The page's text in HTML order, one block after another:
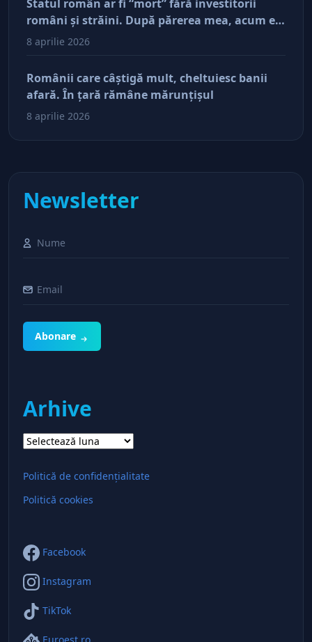
Statul român ar fi “mort” fără investitorii
români şi străini. După părerea mea, acum e
doar pe perfuzii şi încă nu face diferenţa între
8 aprilie 2026
Românii care câştigă mult, cheltuiesc banii
afară. În ţară rămâne mărunţişul
8 aprilie 2026
Newsletter
Abonare
Arhive
Arhive
Politică de confidențialitate
Politică cookies
Facebook
Instagram
TikTok